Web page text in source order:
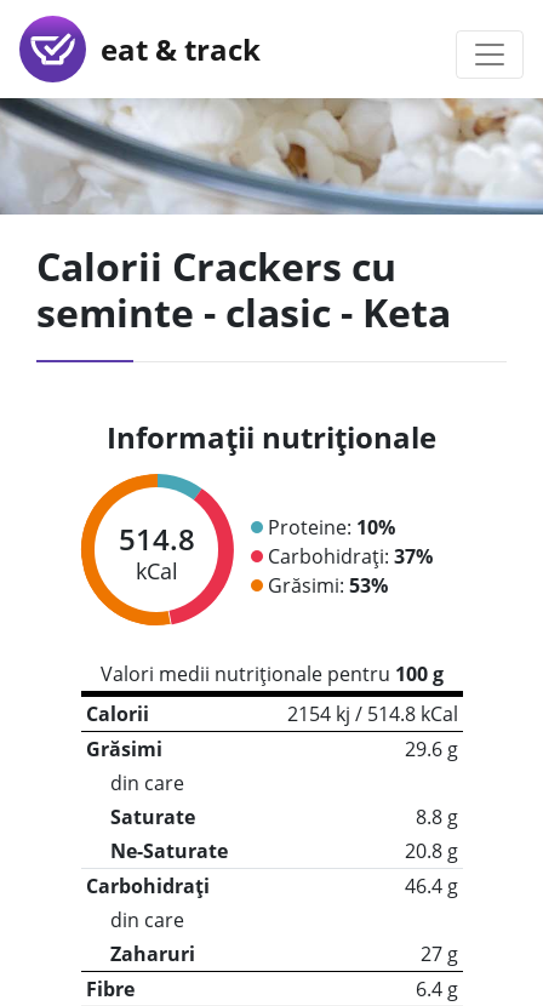
eat & track
Calorii Crackers cu
seminte - clasic - Keta
Informații nutriționale
514.8
kCal
Proteine: 10%
Carbohidrați: 37%
Grăsimi: 53%
Valori medii nutriționale pentru 100 g
Calorii
2154 kj / 514.8 kCal
Grăsimi
29.6 g
din care
Saturate
8.8 g
Ne-Saturate
20.8 g
Carbohidrați
46.4 g
din care
Zaharuri
27 g
Fibre
6.4 g